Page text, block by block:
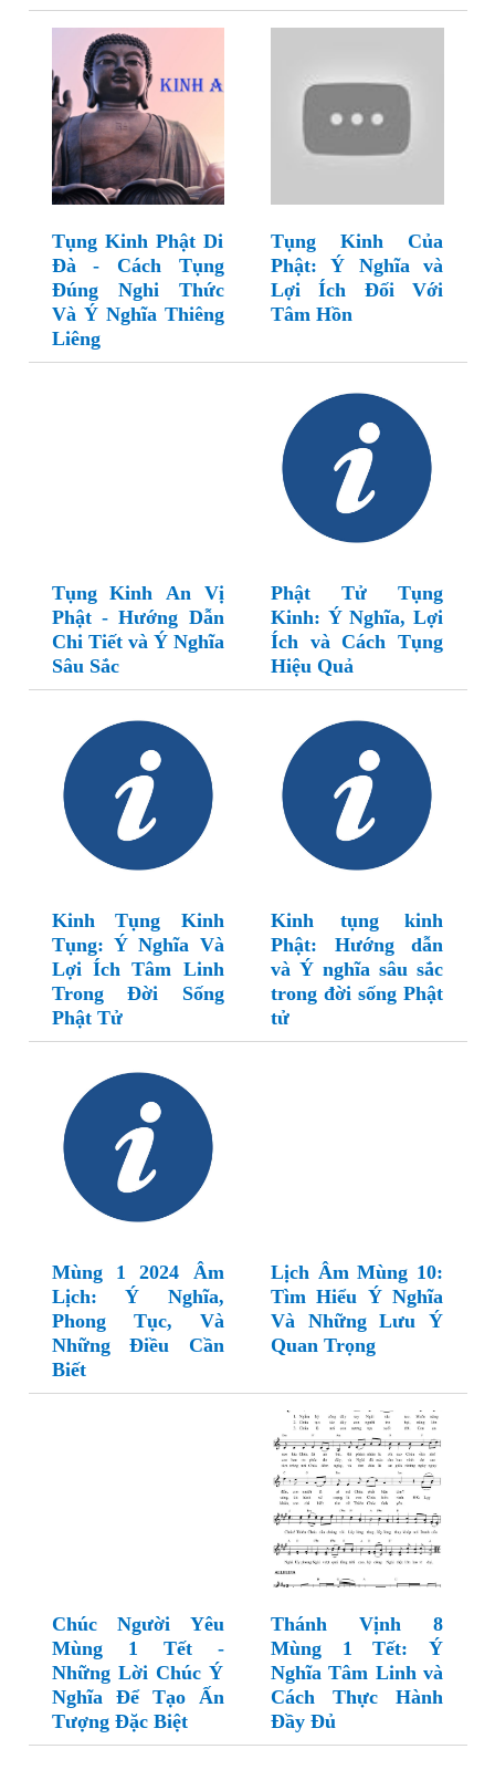
Tụng Kinh Phật Di
Đà - Cách Tụng
Đúng Nghi Thức
Và Ý Nghĩa Thiêng
Liêng
Tụng Kinh Của
Phật: Ý Nghĩa và
Lợi Ích Đối Với
Tâm Hồn
Tụng Kinh An Vị
Phật - Hướng Dẫn
Chi Tiết và Ý Nghĩa
Sâu Sắc
Phật Tử Tụng
Kinh: Ý Nghĩa, Lợi
Ích và Cách Tụng
Hiệu Quả
Kinh Tụng Kinh
Tụng: Ý Nghĩa Và
Lợi Ích Tâm Linh
Trong Đời Sống
Phật Tử
Kinh tụng kinh
Phật: Hướng dẫn
và Ý nghĩa sâu sắc
trong đời sống Phật
tử
Mùng 1 2024 Âm
Lịch: Ý Nghĩa,
Phong Tục, Và
Những Điều Cần
Biết
Lịch Âm Mùng 10:
Tìm Hiểu Ý Nghĩa
Và Những Lưu Ý
Quan Trọng
Chúc Người Yêu
Mùng 1 Tết -
Những Lời Chúc Ý
Nghĩa Để Tạo Ấn
Tượng Đặc Biệt
Thánh Vịnh 8
Mùng 1 Tết: Ý
Nghĩa Tâm Linh và
Cách Thực Hành
Đầy Đủ